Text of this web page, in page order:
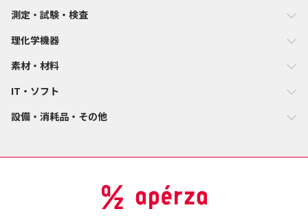
測定・試験・検査
理化学機器
素材・材料
IT・ソフト
設備・消耗品・その他